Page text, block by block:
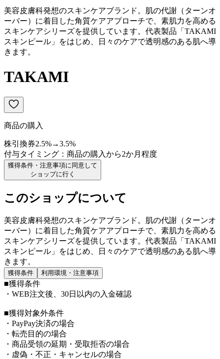
美容皮膚科発想のスキンケアブランド。肌の代謝（ターンオ
ーバー）に着目した角質ケアアプローチで、素肌力を高める
スキンケアシリーズを提供しています。代表製品「TAKAMI
スキンピール」をはじめ、日々のケアで透明感のある肌へ導
きます。
TAKAMI
商品の購入
株引換券2.5%→3.5%
付与タイミング： 商品の購入から2か月程度
獲得条件・注意事項に同意して
ショップに行く
このショップについて
美容皮膚科発想のスキンケアブランド。肌の代謝（ターンオ
ーバー）に着目した角質ケアアプローチで、素肌力を高める
スキンケアシリーズを提供しています。代表製品「TAKAMI
スキンピール」をはじめ、日々のケアで透明感のある肌へ導
きます。
獲得条件 利用環境・注意事項
■獲得条件
・WEB注文後、30日以内の入金確認
■獲得対象外条件
・PayPay決済の場合
・転売目的の場合
・商品受領の延期・受取拒否の場合
・虚偽・不正・キャンセルの場合